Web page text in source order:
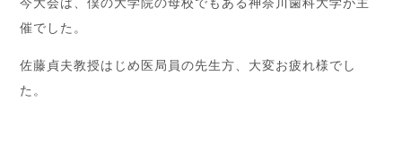
催でした。
佐藤貞夫教授はじめ医局員の先生方、大変お疲れ様でし
た。